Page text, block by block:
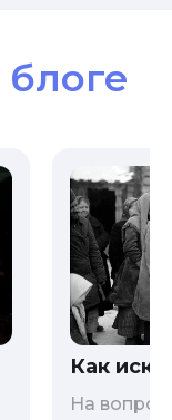
блоге
Как
На вопрос